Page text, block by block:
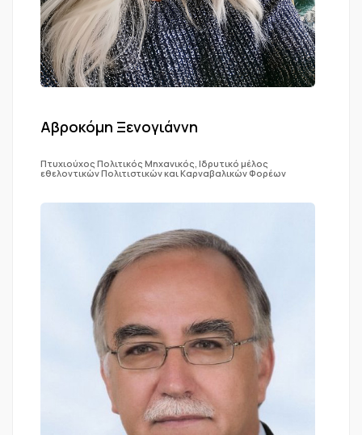
Αβροκόμη Ξενογιάννη
Πτυχιούχος Πολιτικός Μηχανικός, Ιδρυτικό μέλος
εθελοντικών Πολιτιστικών και Καρναβαλικών Φορέων